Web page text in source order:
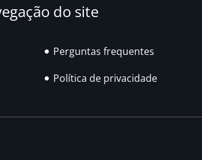
do site
Perguntas frequentes
Política de privacidade